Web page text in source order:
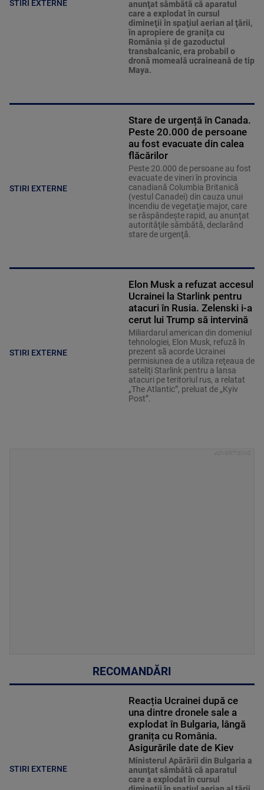
STIRI EXTERNE
anunţat sâmbătă că aparatul
care a explodat în cursul
dimineţii în spaţiul aerian al ţării,
în apropiere de graniţa cu
România şi de gazoductul
transbalcanic, era probabil o
dronă momeală ucraineană de tip
Maya.
STIRI EXTERNE
Stare de urgență în Canada.
Peste 20.000 de persoane
au fost evacuate din calea
flăcărilor
Peste 20.000 de persoane au fost
evacuate de vineri în provincia
canadiană Columbia Britanică
(vestul Canadei) din cauza unui
incendiu de vegetaţie major, care
se răspândeşte rapid, au anunţat
autorităţile sâmbătă, declarând
stare de urgenţă.
STIRI EXTERNE
Elon Musk a refuzat accesul
Ucrainei la Starlink pentru
atacuri în Rusia. Zelenski i-a
cerut lui Trump să intervină
Miliardarul american din domeniul
tehnologiei, Elon Musk, refuză în
prezent să acorde Ucrainei
permisiunea de a utiliza reţeaua de
sateliţi Starlink pentru a lansa
atacuri pe teritoriul rus, a relatat
„The Atlantic”, preluat de „Kyiv
Post”.
RECOMANDĂRI
STIRI EXTERNE
Reacția Ucrainei după ce
una dintre dronele sale a
explodat în Bulgaria, lângă
granița cu România.
Asigurările date de Kiev
Ministerul Apărării din Bulgaria a
anunţat sâmbătă că aparatul
care a explodat în cursul